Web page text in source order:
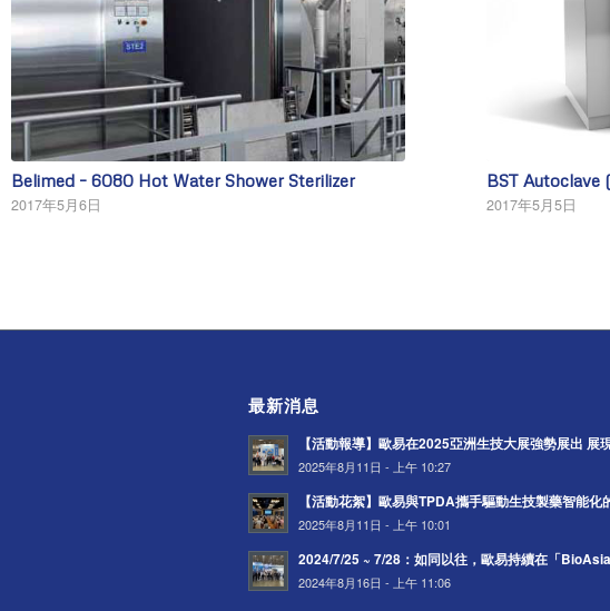
Belimed – 6080 Hot Water Shower Sterilizer
2017年5月6日
BST Autoclave
2017年5月5日
最新消息
【活動報導】歐易在2025亞洲生技大展強勢展出 展
2025年8月11日 - 上午 10:27
【活動花絮】歐易與TPDA攜手驅動生技製藥智能化
2025年8月11日 - 上午 10:01
2024/7/25 ~ 7/28：如同以往，歐易持續在「
2024年8月16日 - 上午 11:06